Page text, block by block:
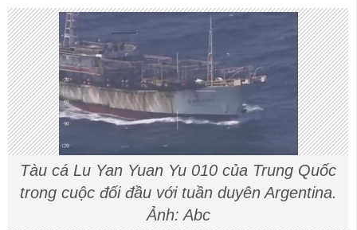
Tàu cá Lu Yan Yuan Yu 010 của Trung Quốc
trong cuộc đối đầu với tuần duyên Argentina.
Ảnh: Abc